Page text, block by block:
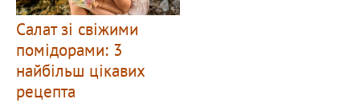
Салат зі свіжими
помідорами: 3
найбільш цікавих
рецепта